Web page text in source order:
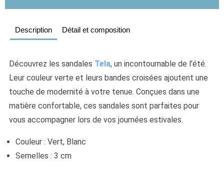
Description Détail et composition
Découvrez les sandales Tela, un incontournable de l'été.
Leur couleur verte et leurs bandes croisées ajoutent une
touche de modernité à votre tenue. Conçues dans une
matière confortable, ces sandales sont parfaites pour
vous accompagner lors de vos journées estivales.
Couleur : Vert, Blanc
Semelles : 3 cm